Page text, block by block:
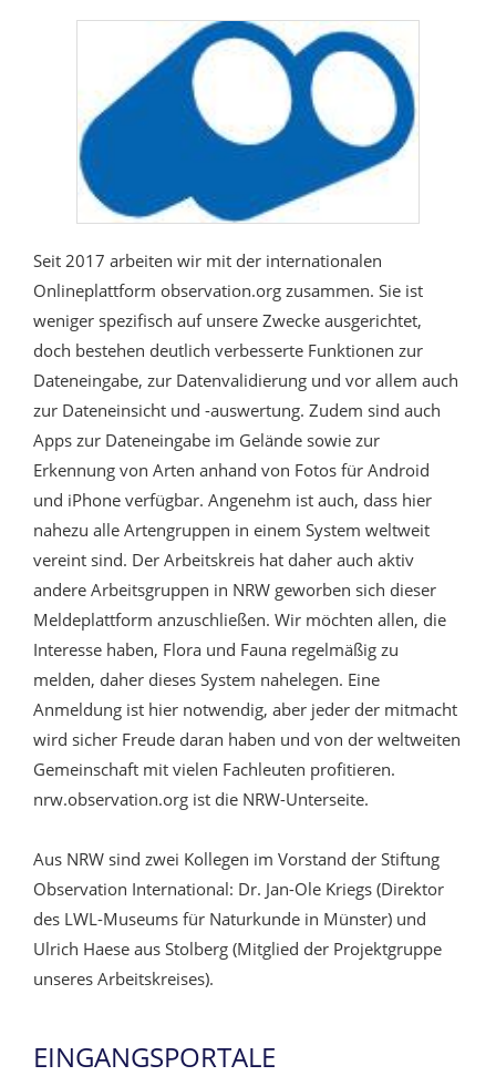
Seit 2017 arbeiten wir mit der internationalen
Onlineplattform observation.org zusammen. Sie ist
weniger spezifisch auf unsere Zwecke ausgerichtet,
doch bestehen deutlich verbesserte Funktionen zur
Dateneingabe, zur Datenvalidierung und vor allem auch
zur Dateneinsicht und -auswertung. Zudem sind auch
Apps zur Dateneingabe im Gelände sowie zur
Erkennung von Arten anhand von Fotos für Android
und iPhone verfügbar. Angenehm ist auch, dass hier
nahezu alle Artengruppen in einem System weltweit
vereint sind. Der Arbeitskreis hat daher auch aktiv
andere Arbeitsgruppen in NRW geworben sich dieser
Meldeplattform anzuschließen. Wir möchten allen, die
Interesse haben, Flora und Fauna regelmäßig zu
melden, daher dieses System nahelegen. Eine
Anmeldung ist hier notwendig, aber jeder der mitmacht
wird sicher Freude daran haben und von der weltweiten
Gemeinschaft mit vielen Fachleuten profitieren.
nrw.observation.org ist die NRW-Unterseite.
Aus NRW sind zwei Kollegen im Vorstand der Stiftung
Observation International: Dr. Jan-Ole Kriegs (Direktor
des LWL-Museums für Naturkunde in Münster) und
Ulrich Haese aus Stolberg (Mitglied der Projektgruppe
unseres Arbeitskreises).
EINGANGSPORTALE